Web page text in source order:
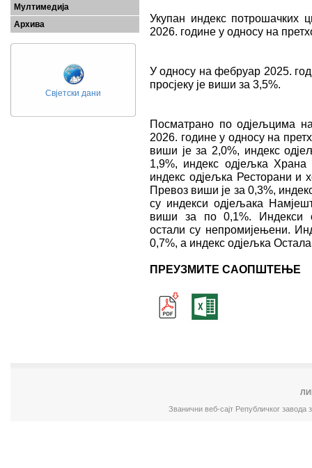
Мултимедија
Архива
Свјетски дани
Укупан индекс потрошачких
2026. године у односу на
У односу на фебруар 2025.
просјеку је виши за 3,5%.
Посматрано по одјељцима
2026. године у односу на
виши је за 2,0%, индекс
1,9%, индекс одјељка
индекс одјељка Ресторани и
Превоз виши је за 0,3%,
су индекси одјељака
виши за по 0,1%. Индекси
остали су непромијењени.
0,7%, а индекс одјељка
ПРЕУЗМИТЕ САОПШТЕЊЕ
Званични веб-сајт Републичког